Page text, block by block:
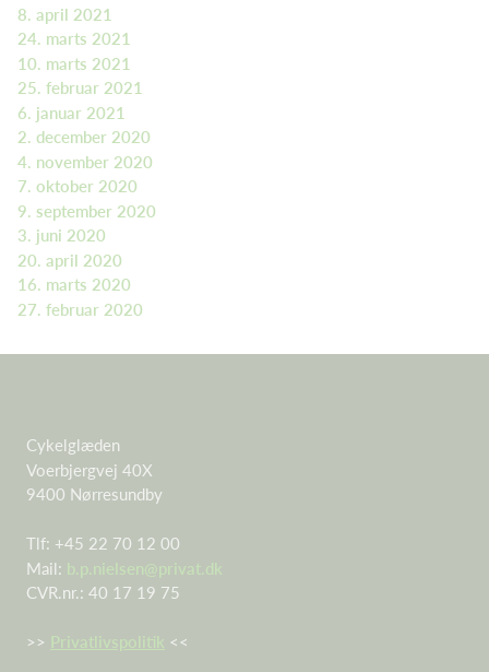
8. april 2021
24. marts 2021
10. marts 2021
25. februar 2021
6. januar 2021
2. december 2020
4. november 2020
7. oktober 2020
9. september 2020
3. juni 2020
20. april 2020
16. marts 2020
27. februar 2020
Cykelglæden
Voerbjergvej 40X
9400 Nørresundby
Tlf: +45 22 70 12 00
Mail: b.p.nielsen@privat.dk
CVR.nr.: 40 17 19 75
>> Privatlivspolitik <<